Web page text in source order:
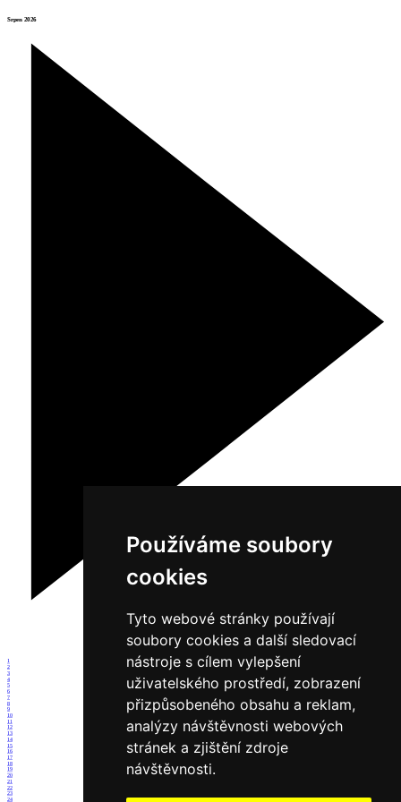
Používáme soubory
cookies
Tyto webové stránky používají
soubory cookies a další sledovací
nástroje s cílem vylepšení
uživatelského prostředí, zobrazení
přizpůsobeného obsahu a reklam,
analýzy návštěvnosti webových
stránek a zjištění zdroje
návštěvnosti.
Srpen 2026
1
2
3
4
5
6
7
8
9
10
11
12
13
14
15
16
17
18
19
20
21
22
23
24